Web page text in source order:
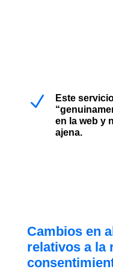
N
Este
en la web y
ajena.
Cambios en
relativos a la